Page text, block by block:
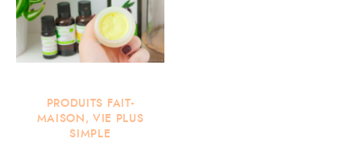
PRODUITS FAIT-
MAISON, VIE PLUS
SIMPLE